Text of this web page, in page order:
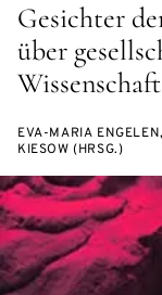
Gesichter
über
Wissenschaft
EVA-MARIA
KIESOW (HRSG.)